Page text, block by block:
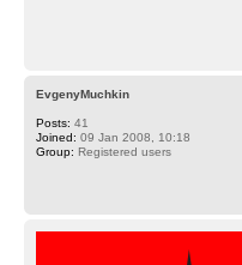
EvgenyMuchkin
Posts: 41
Joined: 09 Jan 2008, 10:18
Group: Registered users